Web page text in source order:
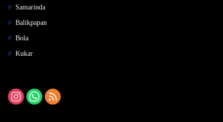
Samarinda
Balikpapan
Bola
Kukar